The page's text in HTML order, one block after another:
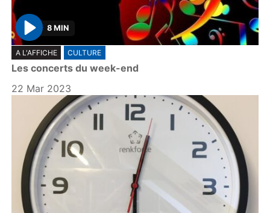
P
l
a
y
8 MIN
A L'AFFICHE CULTURE
Les concerts du week-end
22 Mar 2023